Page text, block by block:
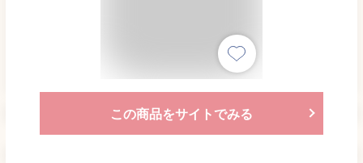
この商品をサイトでみる